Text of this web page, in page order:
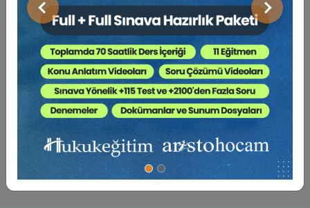
Önceki Sonraki
Uluslararası Tıp Hukuku Kongresinin eşbaşkanlığını
yürütmektedir. İstanbul'da ceza ve tıp hukuku
alanlarında avukatlık yapmaktadır.
Sosyal Medya